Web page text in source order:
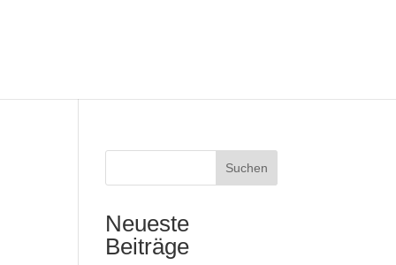
Suchen
Neueste
Beiträge